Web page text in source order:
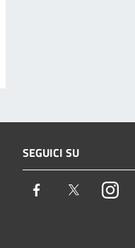
SEGUICI SU
Facebook Twitter